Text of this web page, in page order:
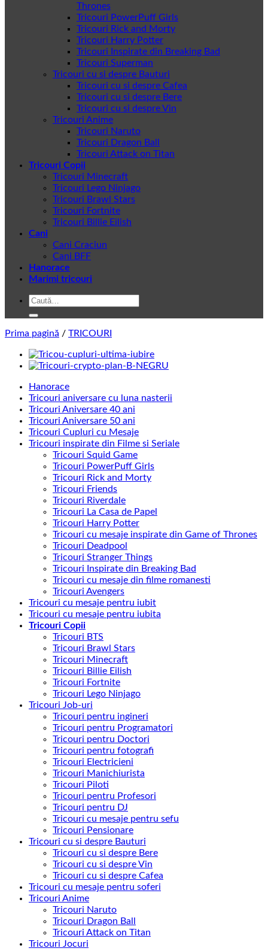
Thrones
Tricouri PowerPuff Girls
Tricouri Rick and Morty
Tricouri Harry Potter
Tricouri Inspirate din Breaking Bad
Tricouri Superman
Tricouri cu si despre Bauturi
Tricouri cu si despre Cafea
Tricouri cu si despre Bere
Tricouri cu si despre Vin
Tricouri Anime
Tricouri Naruto
Tricouri Dragon Ball
Tricouri Attack on Titan
Tricouri Copii
Tricouri Minecraft
Tricouri Lego Ninjago
Tricouri Brawl Stars
Tricouri Fortnite
Tricouri Billie Eilish
Cani
Cani Craciun
Cani BFF
Hanorace
Marimi tricouri
Caută
Prima pagină / TRICOURI
Hanorace
Tricouri aniversare cu luna nasterii
Tricouri Aniversare 40 ani
Tricouri Aniversare 50 ani
Tricouri Cupluri cu Mesaje
Tricouri inspirate din Filme si Seriale
Tricouri Squid Game
Tricouri PowerPuff Girls
Tricouri Rick and Morty
Tricouri Friends
Tricouri Riverdale
Tricouri La Casa de Papel
Tricouri Harry Potter
Tricouri cu mesaje inspirate din Game of Thrones
Tricouri Deadpool
Tricouri Stranger Things
Tricouri Inspirate din Breaking Bad
Tricouri cu mesaje din filme romanesti
Tricouri Avengers
Tricouri cu mesaje pentru iubit
Tricouri cu mesaje pentru iubita
Tricouri Copii
Tricouri BTS
Tricouri Brawl Stars
Tricouri Minecraft
Tricouri Billie Eilish
Tricouri Fortnite
Tricouri Lego Ninjago
Tricouri Job-uri
Tricouri pentru ingineri
Tricouri pentru Programatori
Tricouri pentru Doctori
Tricouri pentru fotografi
Tricouri Electricieni
Tricouri Manichiurista
Tricouri Piloti
Tricouri pentru Profesori
Tricouri pentru DJ
Tricouri cu mesaje pentru sefu
Tricouri Pensionare
Tricouri cu si despre Bauturi
Tricouri cu si despre Bere
Tricouri cu si despre Vin
Tricouri cu si despre Cafea
Tricouri cu mesaje pentru soferi
Tricouri Anime
Tricouri Naruto
Tricouri Dragon Ball
Tricouri Attack on Titan
Tricouri Jocuri